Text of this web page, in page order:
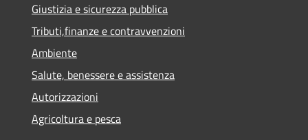
Giustizia e sicurezza pubblica
Tributi,finanze e contravvenzioni
Ambiente
Salute, benessere e assistenza
Autorizzazioni
Agricoltura e pesca